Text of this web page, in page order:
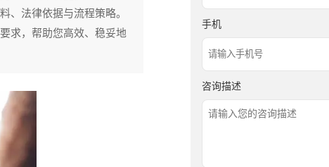
、法律依据与流程策略。
求，帮助您高效、稳妥地
手机
咨询描述